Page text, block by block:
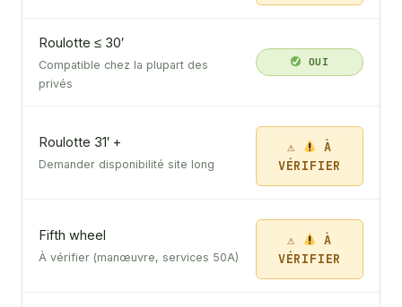
Roulotte ≤ 30′
Compatible chez la plupart des
privés
OUI
Roulotte 31′ +
Demander disponibilité site long
À
VÉRIFIER
Fifth wheel
À vérifier (manœuvre, services 50A)
À
VÉRIFIER